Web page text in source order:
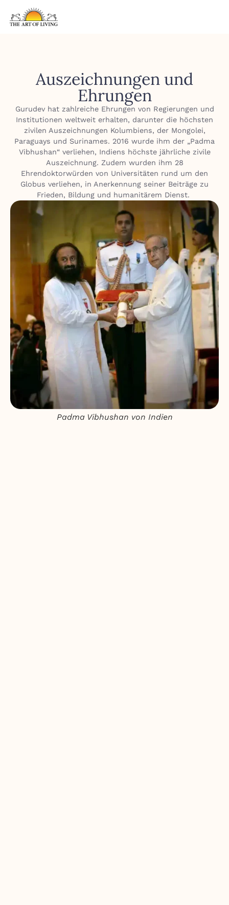
Auszeichnungen und
Ehrungen
Gurudev hat zahlreiche Ehrungen von Regierungen und
Institutionen weltweit erhalten, darunter die höchsten
zivilen Auszeichnungen Kolumbiens, der Mongolei,
Paraguays und Surinames. 2016 wurde ihm der „Padma
Vibhushan“ verliehen, Indiens höchste jährliche zivile
Auszeichnung. Zudem wurden ihm 28
Ehrendoktorwürden von Universitäten rund um den
Globus verliehen, in Anerkennung seiner Beiträge zu
Frieden, Bildung und humanitärem Dienst.
Padma Vibhushan von Indien